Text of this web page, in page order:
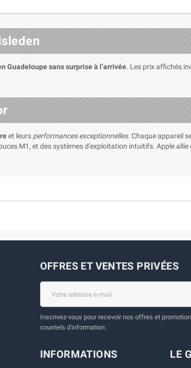
Guadeloupe sans surprise à l’arrivée. Les prix affichés
et leurs performances exceptionnelles. Chaque appareil
M1, et des systèmes d'exploitation intuitifs. Apple allie
OFFRES ET VENTES PRIVÉES
Inscrivez-vous pour recevoir nos offres et
courriels d'information.
INFORMATIONS LE